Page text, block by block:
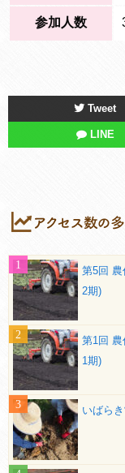
参加人数
Tweet
LINE
第5回
2期)
第1回
1期)
いばら